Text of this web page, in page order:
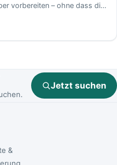
vorbereiten – ohne dass die
Jetzt suchen
&